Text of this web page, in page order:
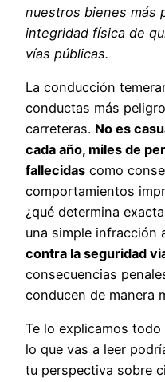
nuestros bienes más
integridad física de
vías públicas.
La conducción
conductas más
carreteras. No es
cada año, miles de
fallecidas como
comportamientos
¿qué determina
una simple infracción
contra la seguridad
consecuencias
conducen de manera
Te lo explicamos
lo que vas a leer
tu perspectiva sobre